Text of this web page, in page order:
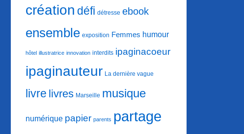
création défi détresse ebook
ensemble exposition Femmes humour
hôtel illustratrice innovation interdits ipaginacoeur
ipaginauteur La dernière vague
livre livres Marseille musique
numérique papier parents partage